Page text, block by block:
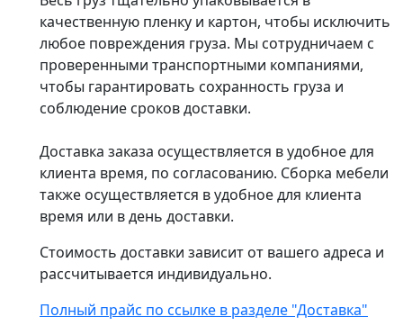
качественную пленку и картон, чтобы исключить
любое повреждения груза. Мы сотрудничаем с
проверенными транспортными компаниями,
чтобы гарантировать сохранность груза и
соблюдение сроков доставки.
Доставка заказа осуществляется в удобное для
клиента время, по согласованию. Сборка мебели
также осуществляется в удобное для клиента
время или в день доставки.
Стоимость доставки зависит от вашего адреса и
рассчитывается индивидуально.
Полный прайс по ссылке в разделе "Доставка"